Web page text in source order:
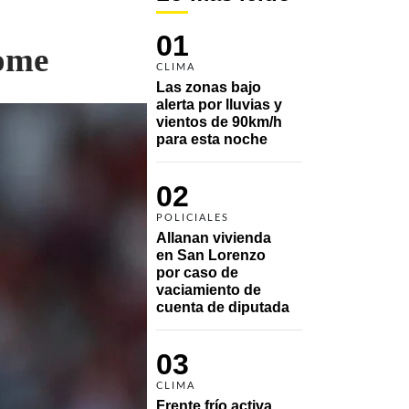
01
CLIMA
Las zonas bajo
alerta por lluvias y
vientos de 90km/h
para esta noche
02
POLICIALES
Allanan vivienda
en San Lorenzo
por caso de
vaciamiento de
cuenta de diputada
03
CLIMA
Frente frío activa